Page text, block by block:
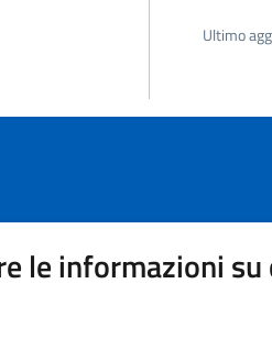
Ultimo
le informazioni